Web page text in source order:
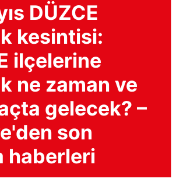
DÜZCE
kesintisi:
ilçelerine
ne zaman ve
gelecek? –
son
haberleri